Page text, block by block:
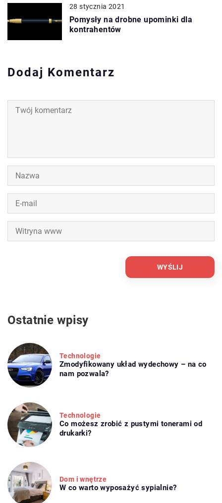
28 stycznia 2021
Pomysły na drobne upominki dla
kontrahentów
Dodaj Komentarz
Ostatnie wpisy
Technologie
Zmodyfikowany układ wydechowy – na co
nam pozwala?
Technologie
Co możesz zrobić z pustymi tonerami od
drukarki?
Dom i wnętrze
W co warto wyposażyć sypialnie?